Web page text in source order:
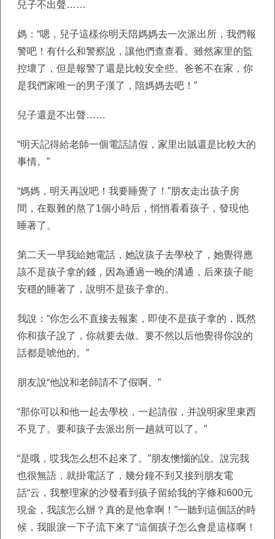
兒子不出聲……
媽：“嗯，兒子這樣你明天陪媽媽去一次派出所，我們報
警吧！有什么和警察說，讓他們查查看。雖然家里的監
控壞了，但是報警了還是比較安全些。爸爸不在家，你
是我們家唯一的男子漢了，陪媽媽去吧！”
兒子還是不出聲……
“明天記得給老師一個電話請假，家里出賊還是比較大的
事情。”
“媽媽，明天再說吧！我要睡覺了！”朋友走出孩子房
間，在艱難的熬了1個小時后，悄悄看看孩子，發現他
睡著了。
第二天一早我給她電話，她說孩子去學校了，她覺得應
該不是孩子拿的錢，因為通過一晚的溝通，后來孩子能
安穩的睡著了，說明不是孩子拿的。
我說：“你怎么不直接去報案，即使不是孩子拿的，既然
你和孩子說了，你就要去做。要不然以后他覺得你說的
話都是唬他的。”
朋友說“他說和老師請不了假啊。”
“那你可以和他一起去學校，一起請假，并說明家里東西
不見了。要和孩子去派出所一趟就可以了。”
“是哦，哎我怎么想不起來了。”朋友懊惱的說。說完我
也很無語，就掛電話了，幾分鐘不到又接到朋友電
話“云，我整理家的沙發看到孩子留給我的字條和600元
現金，我該怎么辦？真的是他拿啊！”一聽到這個話的時
候，我眼淚一下子流下來了“這個孩子怎么會是這樣啊！